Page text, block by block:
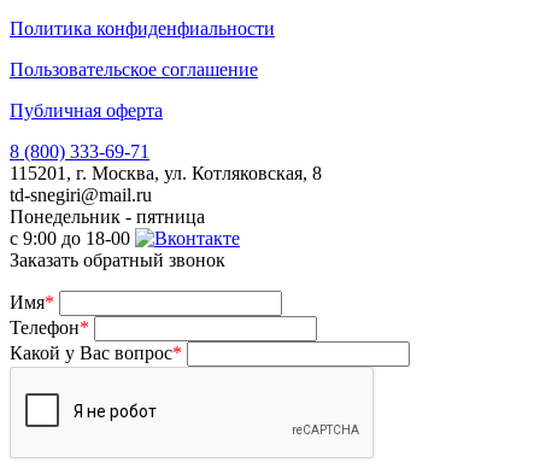
Политика конфиденфиальности
Пользовательское соглашение
Публичная оферта
8 (800) 333-69-71
115201, г. Москва, ул. Котляковская, 8
td-snegiri@mail.ru
Понедельник - пятница
с 9:00 до 18-00
Заказать обратный звонок
Имя*
Телефон*
Какой у Вас вопрос*